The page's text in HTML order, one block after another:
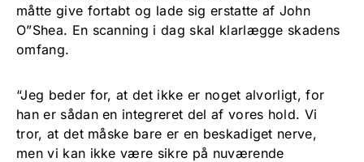
måtte give fortabt og lade sig erstatte af John
O”Shea. En scanning i dag skal klarlægge skadens
omfang.
“Jeg beder for, at det ikke er noget alvorligt, for
han er sådan en integreret del af vores hold. Vi
tror, at det måske bare er en beskadiget nerve,
men vi kan ikke være sikre på nuværende